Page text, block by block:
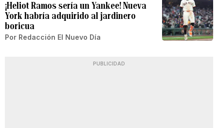
¡Heliot Ramos sería un Yankee! Nueva
York habría adquirido al jardinero
boricua
Por Redacción El Nuevo Día
PUBLICIDAD